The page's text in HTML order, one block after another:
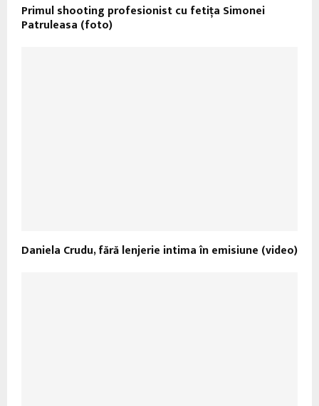
Primul shooting profesionist cu fetița Simonei
Patruleasa (foto)
Daniela Crudu, fără lenjerie intima în emisiune (video)